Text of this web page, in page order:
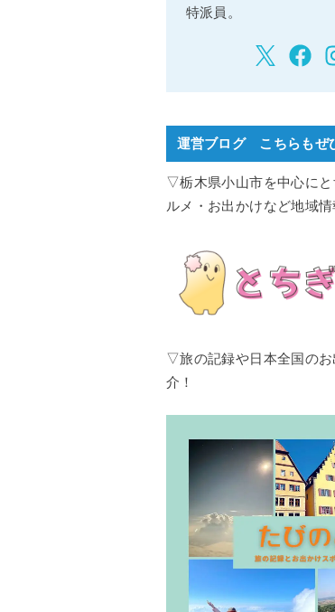
特派員。
運営ブログ こちらもぜ
▽栃木県小山市を中心に
ルメ・お出かけなど地域情
▽旅の記録や日本全国の
介！